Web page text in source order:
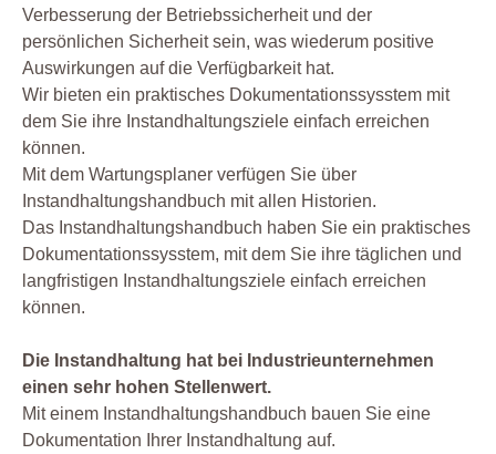
Verbesserung der Betriebssicherheit und der
persönlichen Sicherheit sein, was wiederum positive
Auswirkungen auf die Verfügbarkeit hat.
Wir bieten ein praktisches Dokumentationssysstem mit
dem Sie ihre Instandhaltungsziele einfach erreichen
können.
Mit dem Wartungsplaner verfügen Sie über
Instandhaltungshandbuch mit allen Historien.
Das Instandhaltungshandbuch haben Sie ein praktisches
Dokumentationssysstem, mit dem Sie ihre täglichen und
langfristigen Instandhaltungsziele einfach erreichen
können.
Die Instandhaltung hat bei Industrieunternehmen
einen sehr hohen Stellenwert.
Mit einem Instandhaltungshandbuch bauen Sie eine
Dokumentation Ihrer Instandhaltung auf.